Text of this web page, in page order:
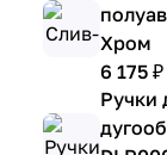
Хром
6 175
Ручки